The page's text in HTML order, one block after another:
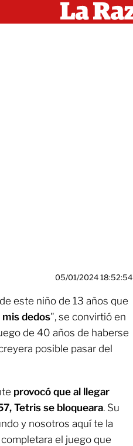
05/01/2024 18:52:54
este niño de 13 años que
mis dedos", se convirtió en
de 40 años de haberse
posible pasar del
provocó que al llegar
Tetris se bloqueara. Su
y nosotros aquí te la
el juego que